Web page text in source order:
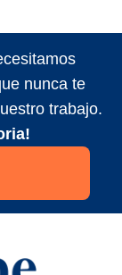
nunca te
trabajo.